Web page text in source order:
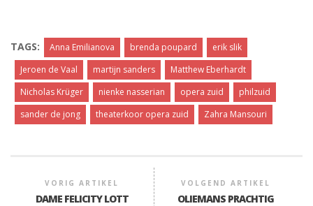
TAGS: Anna Emilianova brenda poupard
erik slik
Jeroen de Vaal
martijn sanders
Matthew Eberhardt
Nicholas Krüger
nienke nasserian opera zuid
philzuid
sander de jong
theaterkoor opera zuid Zahra Mansouri
VORIG ARTIKEL
DAME FELICITY LOTT
VOLGEND ARTIKEL
OLIEMANS PRACHTIG